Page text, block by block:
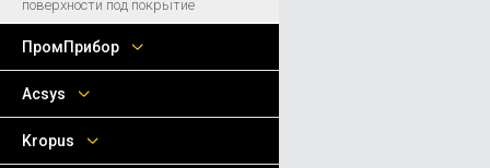
поверхности под покрытие
ПромПрибор
Acsys
Kropus